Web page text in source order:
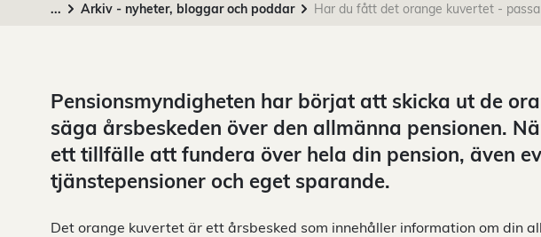
... Arkiv - nyheter, bloggar och poddar Har du fått det orange kuvertet -
Pensionsmyndigheten har börjat att skicka ut de
säga årsbeskeden över den allmänna pensionen.
ett tillfälle att fundera över hela din pension, även
tjänstepensioner och eget sparande.
Det orange kuvertet är ett årsbesked som innehåller information om din